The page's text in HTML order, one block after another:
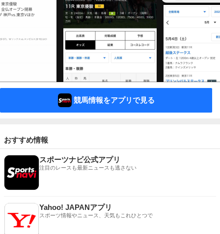
競馬情報をアプリで見る
おすすめ情報
スポーツナビ公式アプリ
注目のレースも最新ニュースも逃さない
Yahoo! JAPANアプリ
スポーツ情報やニュース、天気もこれひとつで